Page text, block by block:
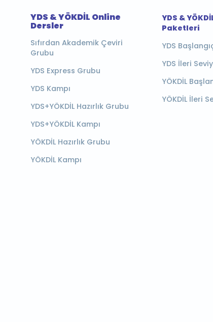
YDS & YÖKDİL Online
Dersler
Sıfırdan Akademik Çeviri
Grubu
YDS Express Grubu
YDS Kampı
YDS+YÖKDİL Hazırlık Grubu
YDS+YÖKDİL Kampı
YÖKDİL Hazırlık Grubu
YÖKDİL Kampı
YDS &
Paketleri
YDS
YDS İleri
YÖKDİL
YÖKDİL İleri